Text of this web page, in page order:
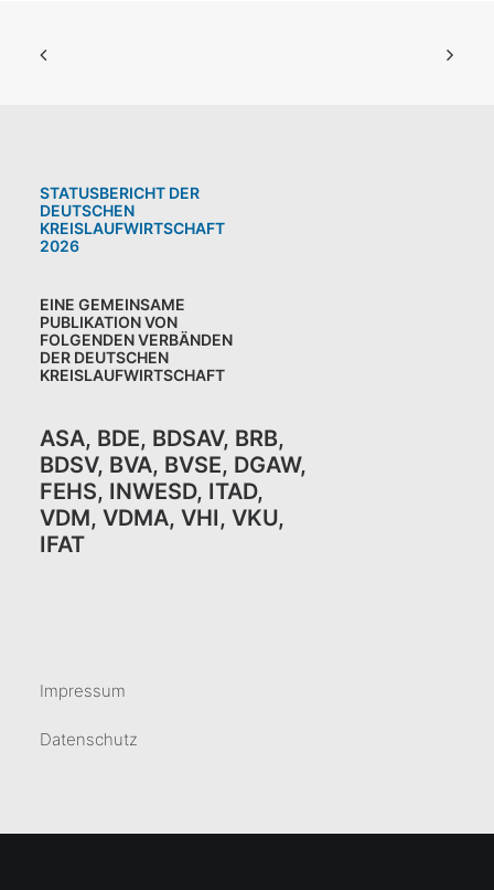
STATUSBERICHT DER
DEUTSCHEN
KREISLAUFWIRTSCHAFT
2026
EINE GEMEINSAME
PUBLIKATION VON
FOLGENDEN VERBÄNDEN
DER DEUTSCHEN
KREISLAUFWIRTSCHAFT
ASA, BDE, BDSAV, BRB,
BDSV, BVA, BVSE, DGAW,
FEHS, INWESD, ITAD,
VDM, VDMA, VHI, VKU,
IFAT
Impressum
Datenschutz